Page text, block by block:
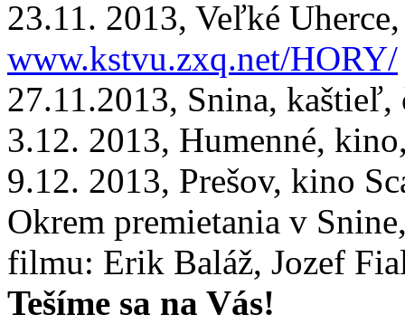
23.11. 2013, Veľké
www.kstvu.zxq.net/HORY/
27.11.2013, Snina, kaštieľ,
3.12. 2013, Humenné,
9.12. 2013, Prešov, kino
Okrem premietania v
filmu: Erik Baláž, Jozef
Tešíme sa na Vás!